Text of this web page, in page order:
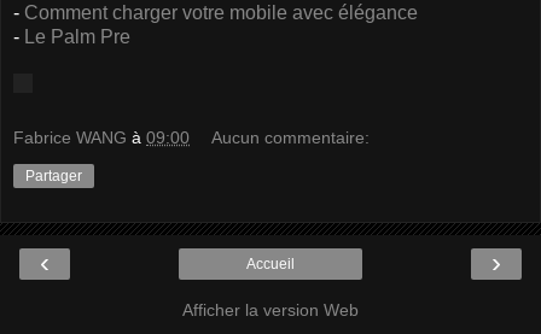
- Comment charger votre mobile avec élégance
- Le Palm Pre
Fabrice WANG à 09:00 Aucun commentaire:
Partager
‹ ›
Accueil
Afficher la version Web